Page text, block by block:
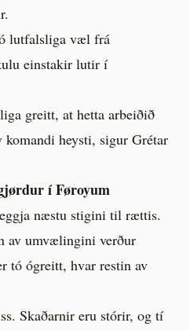
lutfalsliga væl frá
einstakir lutir í
greitt, at hetta arbeiðið
heysti, sigur Grétar
í Føroyum
næstu stigini til rættis.
av umvælingini verður
tó ógreitt, hvar restin av
Skaðarnir eru stórir, og tí